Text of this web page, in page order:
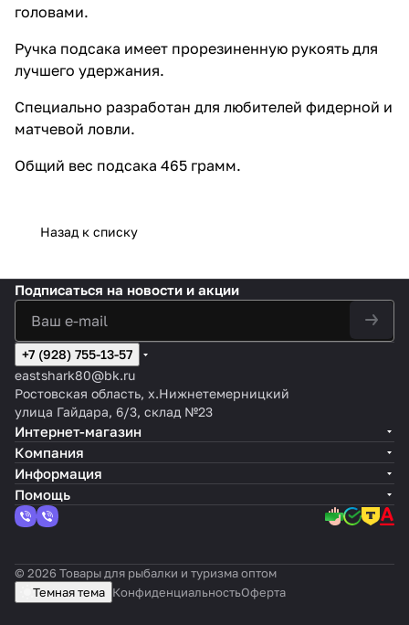
головами.
Ручка подсака имеет прорезиненную рукоять для
лучшего удержания.
Специально разработан для любителей фидерной и
матчевой ловли.
Общий вес подсака 465 грамм.
Назад к списку
Подписаться на новости и акции
+7 (928) 755-13-57
eastshark80@bk.ru
Ростовская область, х.Нижнетемерницкий
улица Гайдара, 6/3, склад №23
Интернет-магазин
Компания
Информация
Помощь
© 2026 Товары для рыбалки и туризма оптом
Темная тема КонфиденциальностьОферта